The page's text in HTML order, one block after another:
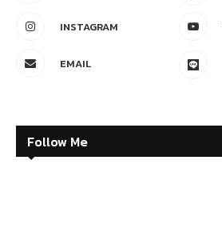
INSTAGRAM
EMAIL
Follow Me